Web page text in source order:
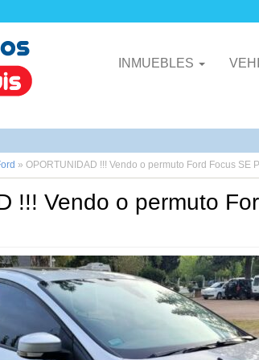
INMUEBLES
» OPORTUNIDAD !!! Vendo o permuto Ford Focus SE
!!! Vendo o permuto